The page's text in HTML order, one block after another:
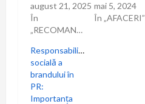
august 21, 2025
În
„RECOMANDARI”
mai 5, 2024
În „AFACERI”
Responsabilitatea
socială a
brandului în
PR:
Importanța